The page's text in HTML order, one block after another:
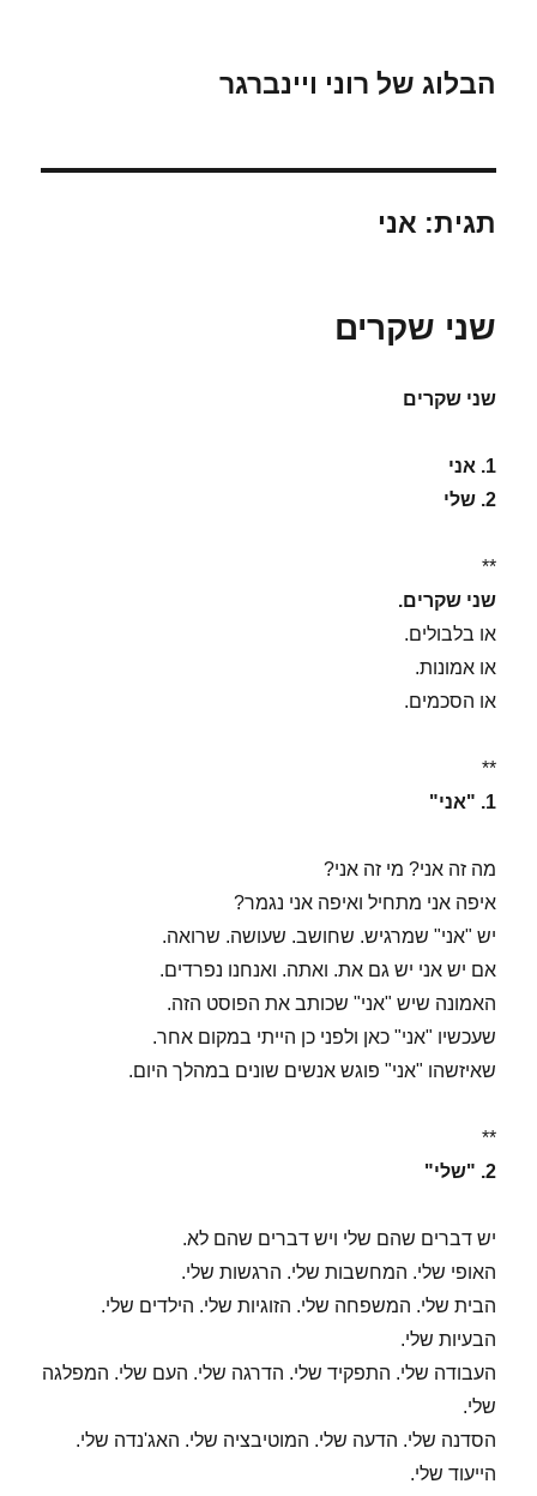
הבלוג של רוני ויינברגר
תגית: אני
שני שקרים
שני שקרים
1. אני
2. שלי
**
שני שקרים.
או בלבולים.
או אמונות.
או הסכמים.
**
1. "אני"
מה זה אני? מי זה אני?
איפה אני מתחיל ואיפה אני נגמר?
יש "אני" שמרגיש. שחושב. שעושה. שרואה.
אם יש אני יש גם את. ואתה. ואנחנו נפרדים.
האמונה שיש "אני" שכותב את הפוסט הזה.
שעכשיו "אני" כאן ולפני כן הייתי במקום אחר.
שאיזשהו "אני" פוגש אנשים שונים במהלך היום.
**
2. "שלי"
יש דברים שהם שלי ויש דברים שהם לא.
האופי שלי. המחשבות שלי. הרגשות שלי.
הבית שלי. המשפחה שלי. הזוגיות שלי. הילדים שלי.
הבעיות שלי.
העבודה שלי. התפקיד שלי. הדרגה שלי. העם שלי. המפלגה
שלי.
הסדנה שלי. הדעה שלי. המוטיבציה שלי. האג'נדה שלי.
הייעוד שלי.